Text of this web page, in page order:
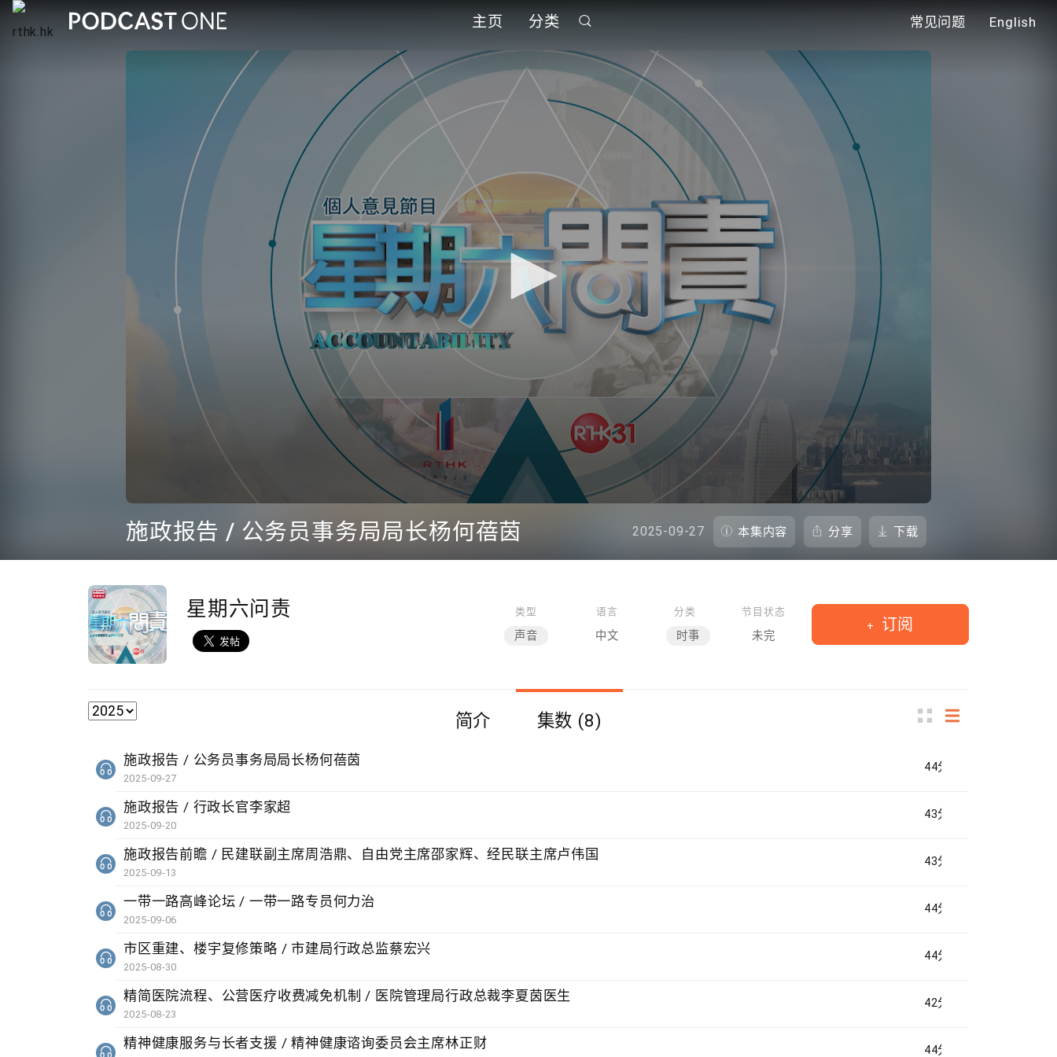
主页 分类 常见问题 English
seconds
of
minutes,
seconds
90%
施政报告 / 公务员事务局局长杨何蓓茵 2025-09-27 本集内容 分享 下载
星期六问责 类型
声音
语言
中文
分类
时事
节目状态
未完
订阅
简介 集数 (8)
44分钟
施政报告 / 公务员事务局局长杨何蓓茵
2025-09-27
43分钟
施政报告 / 行政长官李家超
2025-09-20
43分钟
施政报告前瞻 / 民建联副主席周浩鼎、自由党主席邵家辉、经民联主席卢伟国
2025-09-13
44分钟
一带一路高峰论坛 / 一带一路专员何力治
2025-09-06
44分钟
市区重建、楼宇复修策略 / 市建局行政总监蔡宏兴
2025-08-30
42分钟
精简医院流程、公营医疗收费减免机制 / 医院管理局行政总裁李夏茵医生
2025-08-23
44分钟
精神健康服务与长者支援 / 精神健康谘询委员会主席林正财